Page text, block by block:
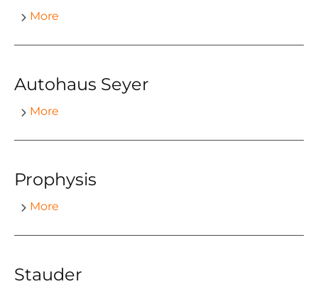
More
Autohaus Seyer
More
Prophysis
More
Stauder